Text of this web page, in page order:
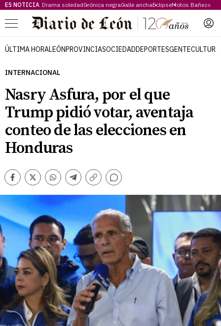
ES NOTICIA Drama soledadCrónica negraCalle anchaEclipseMotos Bañeza
Menú
ÚLTIMA HORALEÓNPROVINCIASOCIEDADDEPORTESGENTECULTURA
INTERNACIONAL
Nasry Asfura, por el que
Trump pidió votar, aventaja
conteo de las elecciones en
Honduras
Facebook
TwitterWhatsappTelegram
Copiar
Comentarios